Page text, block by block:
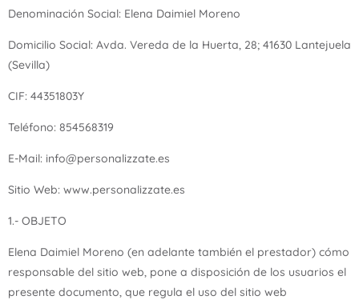
Denominación Social: Elena Daimiel Moreno
Domicilio Social: Avda. Vereda de la Huerta, 28; 41630 Lantejuela
(Sevilla)
CIF: 44351803Y
Teléfono: 854568319
E-Mail: info@personalizzate.es
Sitio Web: www.personalizzate.es
1.- OBJETO
Elena Daimiel Moreno (en adelante también el prestador) cómo
responsable del sitio web, pone a disposición de los usuarios el
presente documento, que regula el uso del sitio web